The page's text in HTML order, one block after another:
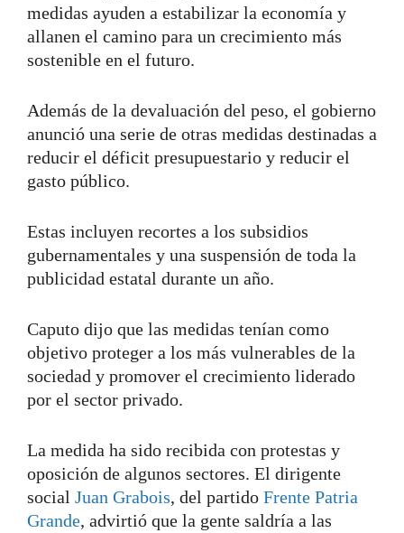
medidas ayuden a estabilizar la economía y
allanen el camino para un crecimiento más
sostenible en el futuro.
Además de la devaluación del peso, el gobierno
anunció una serie de otras medidas destinadas a
reducir el déficit presupuestario y reducir el
gasto público.
Estas incluyen recortes a los subsidios
gubernamentales y una suspensión de toda la
publicidad estatal durante un año.
Caputo dijo que las medidas tenían como
objetivo proteger a los más vulnerables de la
sociedad y promover el crecimiento liderado
por el sector privado.
La medida ha sido recibida con protestas y
oposición de algunos sectores. El dirigente
social Juan Grabois, del partido Frente Patria
Grande, advirtió que la gente saldría a las